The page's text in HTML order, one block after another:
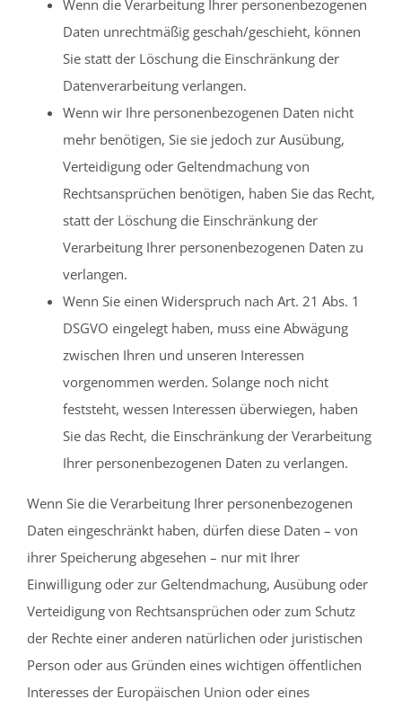
Wenn die Verarbeitung Ihrer personenbezogenen
Daten unrechtmäßig geschah/geschieht, können
Sie statt der Löschung die Einschränkung der
Datenverarbeitung verlangen.
Wenn wir Ihre personenbezogenen Daten nicht
mehr benötigen, Sie sie jedoch zur Ausübung,
Verteidigung oder Geltendmachung von
Rechtsansprüchen benötigen, haben Sie das Recht,
statt der Löschung die Einschränkung der
Verarbeitung Ihrer personenbezogenen Daten zu
verlangen.
Wenn Sie einen Widerspruch nach Art. 21 Abs. 1
DSGVO eingelegt haben, muss eine Abwägung
zwischen Ihren und unseren Interessen
vorgenommen werden. Solange noch nicht
feststeht, wessen Interessen überwiegen, haben
Sie das Recht, die Einschränkung der Verarbeitung
Ihrer personenbezogenen Daten zu verlangen.
Wenn Sie die Verarbeitung Ihrer personenbezogenen
Daten eingeschränkt haben, dürfen diese Daten – von
ihrer Speicherung abgesehen – nur mit Ihrer
Einwilligung oder zur Geltendmachung, Ausübung oder
Verteidigung von Rechtsansprüchen oder zum Schutz
der Rechte einer anderen natürlichen oder juristischen
Person oder aus Gründen eines wichtigen öffentlichen
Interesses der Europäischen Union oder eines